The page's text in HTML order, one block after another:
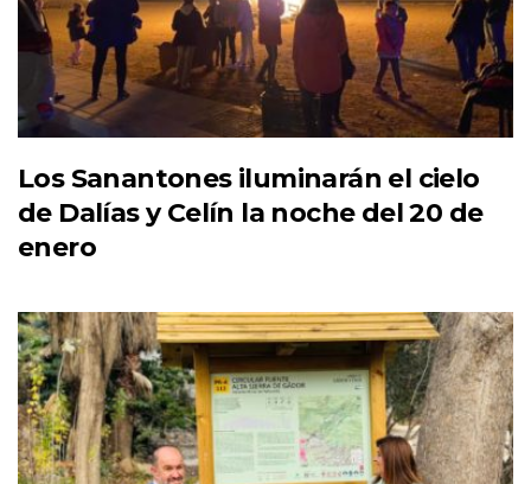
Los Sanantones iluminarán el cielo
de Dalías y Celín la noche del 20 de
enero